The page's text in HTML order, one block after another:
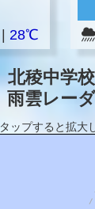
28℃
北稜中学
雨雲レー
タップすると拡大